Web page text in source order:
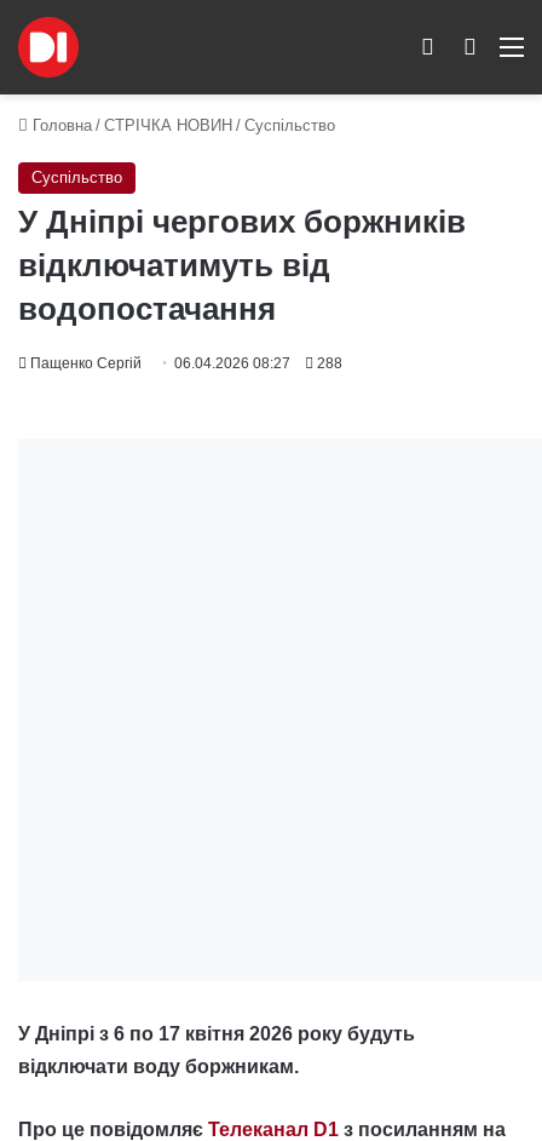
Пошук
Switch skin
Головна / СТРІЧКА НОВИН / Суспільство
Суспільство
У Дніпрі чергових боржників
відключатимуть від
водопостачання
Пащенко Сергій 06.04.2026 08:27 288
У Дніпрі з 6 по 17 квітня 2026 року будуть
відключати воду боржникам.
Про це повідомляє Телеканал D1 з посиланням на